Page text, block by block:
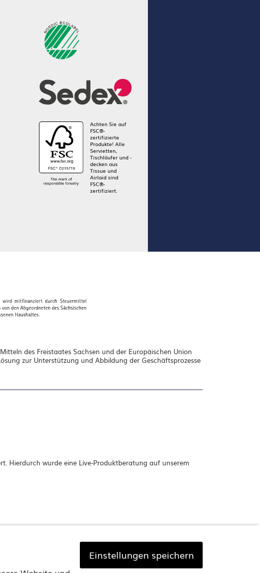
Achten Sie auf
FSC®-
zertifizierte
Produkte! Alle
Servietten,
Tischläufer und -
decken aus
Tissue und
Airlaid sind
FSC®-
zertifiziert.
des Freistaates Sachsen und der Europäischen Union
zur Unterstützung und Abbildung der Geschäftsprozesse
Hierdurch wurde eine Live-Produktberatung auf unserem
Einstellungen speichern